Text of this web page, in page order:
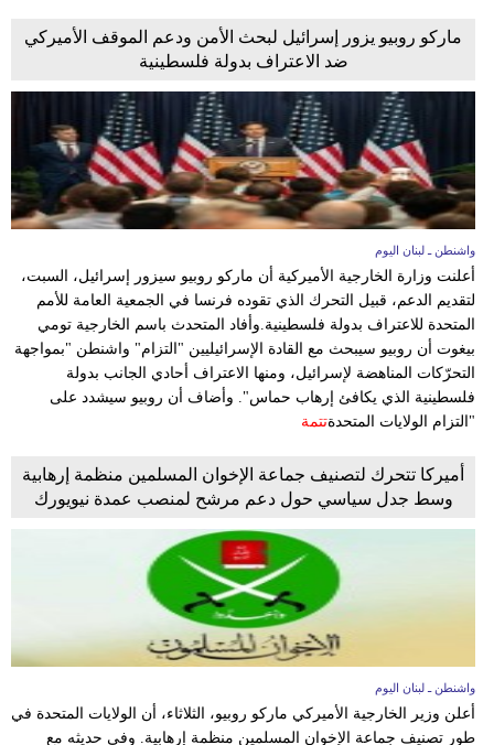
ماركو روبيو يزور إسرائيل لبحث الأمن ودعم الموقف الأميركي
ضد الاعتراف بدولة فلسطينية
واشنطن ـ لبنان اليوم
أعلنت وزارة الخارجية الأميركية أن ماركو روبيو سيزور إسرائيل، السبت،
لتقديم الدعم، قبيل التحرك الذي تقوده فرنسا في الجمعية العامة للأمم
المتحدة للاعتراف بدولة فلسطينية.وأفاد المتحدث باسم الخارجية تومي
بيغوت أن روبيو سيبحث مع القادة الإسرائيليين "التزام" واشنطن "بمواجهة
التحرّكات المناهضة لإسرائيل، ومنها الاعتراف أحادي الجانب بدولة
فلسطينية الذي يكافئ إرهاب حماس". وأضاف أن روبيو سيشدد على
"التزام الولايات المتحدةتتمة
أميركا تتحرك لتصنيف جماعة الإخوان المسلمين منظمة إرهابية
وسط جدل سياسي حول دعم مرشح لمنصب عمدة نيويورك
واشنطن ـ لبنان اليوم
أعلن وزير الخارجية الأميركي ماركو روبيو، الثلاثاء، أن الولايات المتحدة في
طور تصنيف جماعة الإخوان المسلمين منظمة إرهابية. وفي حديثه مع